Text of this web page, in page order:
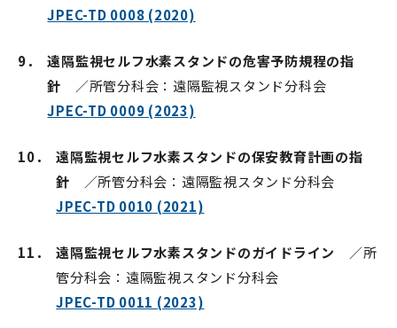
JPEC-TD 0008 (2020)
9．
遠隔監視セルフ水素スタンドの危害予防規程の指
針 ／所管分科会：遠隔監視スタンド分科会
JPEC-TD 0009 (2023)
10．
遠隔監視セルフ水素スタンドの保安教育計画の指
針 ／所管分科会：遠隔監視スタンド分科会
JPEC-TD 0010 (2021)
11． 遠隔監視セルフ水素スタンドのガイドライン
／所
管分科会：遠隔監視スタンド分科会
JPEC-TD 0011 (2023)